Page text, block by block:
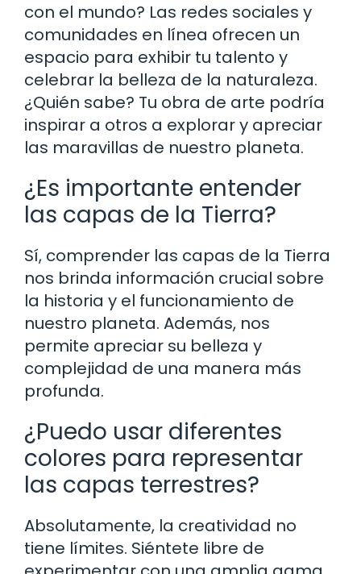
con el mundo? Las redes sociales y
comunidades en línea ofrecen un
espacio para exhibir tu talento y
celebrar la belleza de la naturaleza.
¿Quién sabe? Tu obra de arte podría
inspirar a otros a explorar y apreciar
las maravillas de nuestro planeta.
¿Es importante entender
las capas de la Tierra?
Sí, comprender las capas de la Tierra
nos brinda información crucial sobre
la historia y el funcionamiento de
nuestro planeta. Además, nos
permite apreciar su belleza y
complejidad de una manera más
profunda.
¿Puedo usar diferentes
colores para representar
las capas terrestres?
Absolutamente, la creatividad no
tiene límites. Siéntete libre de